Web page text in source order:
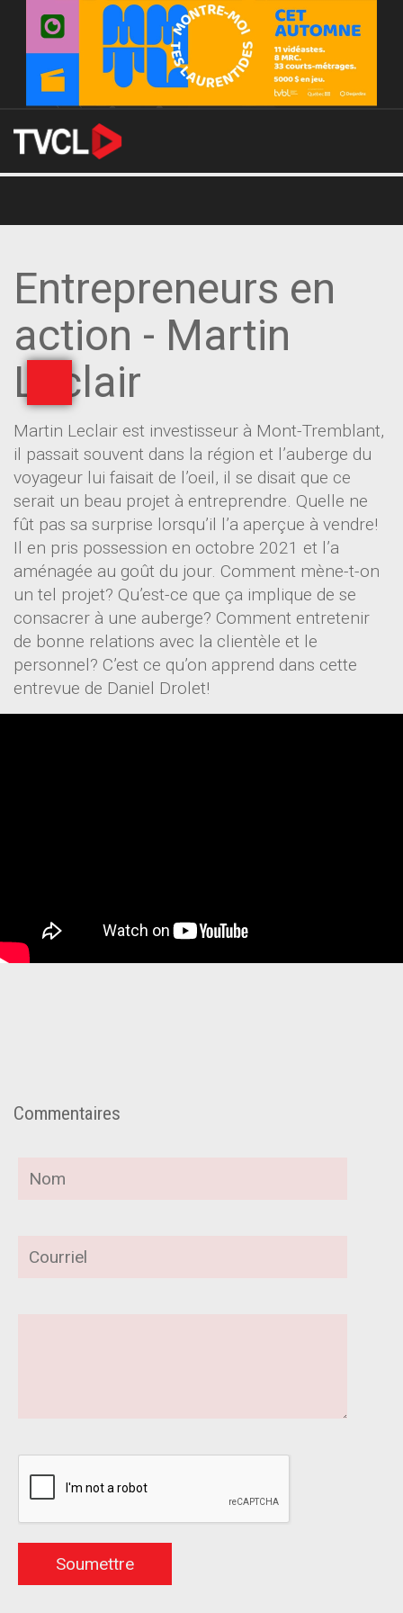
Entrepreneurs en
action - Martin
Leclair
Martin Leclair est investisseur à Mont-Tremblant,
il passait souvent dans la région et l’auberge du
voyageur lui faisait de l’oeil, il se disait que ce
serait un beau projet à entreprendre. Quelle ne
fût pas sa surprise lorsqu’il l’a aperçue à vendre!
Il en pris possession en octobre 2021 et l’a
aménagée au goût du jour. Comment mène-t-on
un tel projet? Qu’est-ce que ça implique de se
consacrer à une auberge? Comment entretenir
de bonne relations avec la clientèle et le
personnel? C’est ce qu’on apprend dans cette
entrevue de Daniel Drolet!
Commentaires